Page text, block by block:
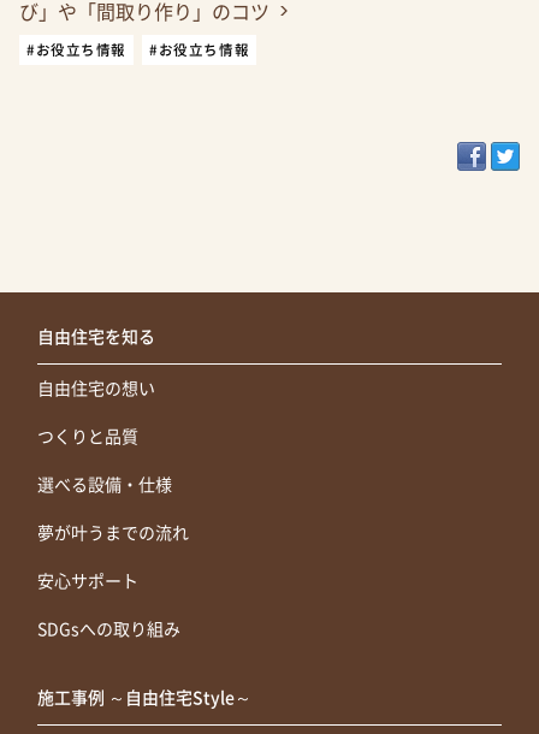
び」や「間取り作り」のコツ
#お役立ち情報 #お役立ち情報
自由住宅を知る
自由住宅の想い
つくりと品質
選べる設備・仕様
夢が叶うまでの流れ
安心サポート
SDGsへの取り組み
施工事例 ～自由住宅Style～